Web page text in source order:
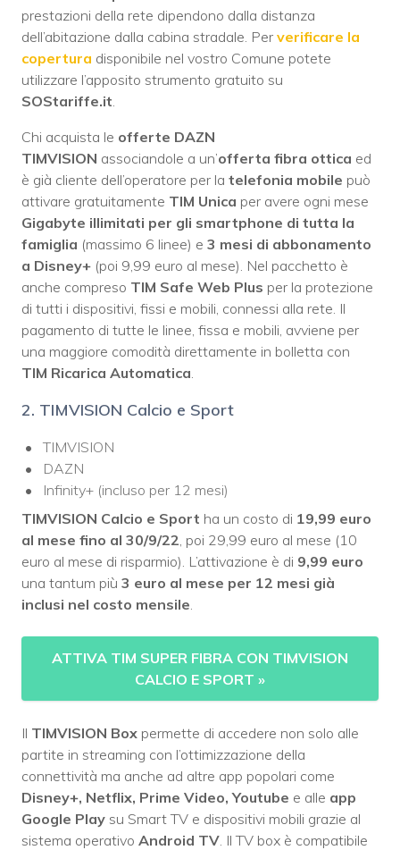
prestazioni della rete dipendono dalla distanza
dell’abitazione dalla cabina stradale. Per verificare la
copertura disponibile nel vostro Comune potete
utilizzare l’apposito strumento gratuito su
SOStariffe.it.
Chi acquista le offerte DAZN
TIMVISION associandole a un’offerta fibra ottica ed
è già cliente dell’operatore per la telefonia mobile può
attivare gratuitamente TIM Unica per avere ogni mese
Gigabyte illimitati per gli smartphone di tutta la
famiglia (massimo 6 linee) e 3 mesi di abbonamento
a Disney+ (poi 9,99 euro al mese). Nel pacchetto è
anche compreso TIM Safe Web Plus per la protezione
di tutti i dispositivi, fissi e mobili, connessi alla rete. Il
pagamento di tutte le linee, fissa e mobili, avviene per
una maggiore comodità direttamente in bolletta con
TIM Ricarica Automatica.
2. TIMVISION Calcio e Sport
TIMVISION
DAZN
Infinity+ (incluso per 12 mesi)
TIMVISION Calcio e Sport ha un costo di 19,99 euro
al mese fino al 30/9/22, poi 29,99 euro al mese (10
euro al mese di risparmio). L’attivazione è di 9,99 euro
una tantum più 3 euro al mese per 12 mesi già
inclusi nel costo mensile.
ATTIVA TIM SUPER FIBRA CON TIMVISION
CALCIO E SPORT »
Il TIMVISION Box permette di accedere non solo alle
partite in streaming con l’ottimizzazione della
connettività ma anche ad altre app popolari come
Disney+, Netflix, Prime Video, Youtube e alle app
Google Play su Smart TV e dispositivi mobili grazie al
sistema operativo Android TV. Il TV box è compatibile